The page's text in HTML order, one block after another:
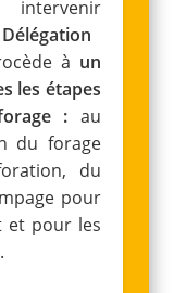
intervenir
à un
les étapes
: au
du forage
du
pour
et pour les